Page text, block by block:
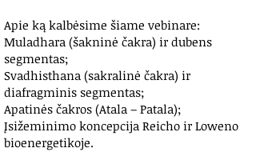
Apie ką kalbėsime šiame vebinare:
Muladhara (šakninė čakra) ir dubens
segmentas;
Svadhisthana (sakralinė čakra) ir
diafragminis segmentas;
Apatinės čakros (Atala – Patala);
Įsižeminimo koncepcija Reicho ir Loweno
bioenergetikoje.